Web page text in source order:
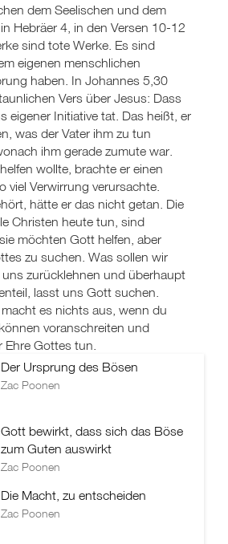
Der Ursprung des Bösen
Zac Poonen
Gott bewirkt, dass sich das Böse
zum Guten auswirkt
Zac Poonen
Die Macht, zu entscheiden
Zac Poonen